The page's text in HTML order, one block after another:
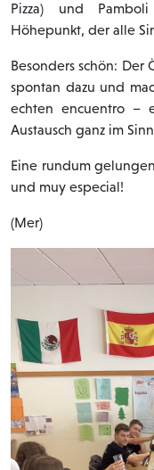
Pizza) und
Höhepunkt, der alle
Besonders schön: Der
spontan dazu und
echten encuentro –
Austausch ganz im
Eine rundum
und muy especial!
(Mer)